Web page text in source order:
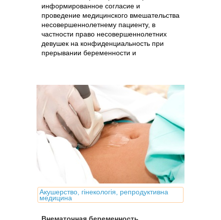
информированное согласие и
проведение медицинского вмешательства
несовершеннолетнему пациенту, в
частности право несовершеннолетних
девушек на конфиденциальность при
прерывании беременности и
Акушерство, гінекологія, репродуктивна
медицина